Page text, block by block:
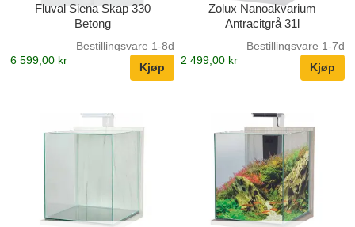
Fluval Siena Skap 330
Betong
Bestillingsvare 1-8d
6 599,00 kr
Zolux Nanoakvarium
Antracitgrå 31l
Bestillingsvare 1-7d
2 499,00 kr